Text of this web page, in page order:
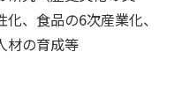
、食品の6次産業化、
材の育成等